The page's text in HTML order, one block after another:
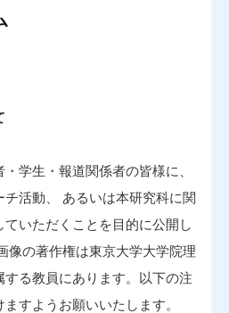
学生・報道関係者の皆様に、
活動、 あるいは本研究科に関
いただくことを目的に公開し
像の著作権は東京大学大学院理
る教員にあります。以下の注
すようお願いいたします。